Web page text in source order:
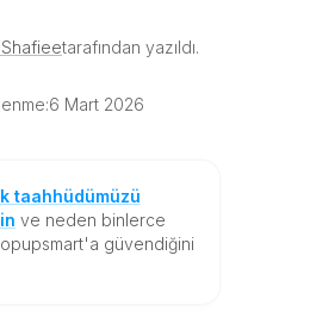
tarafından yazıldı.
6 Mart 2026
taahhüdümüzü
ve neden binlerce
güvendiğini